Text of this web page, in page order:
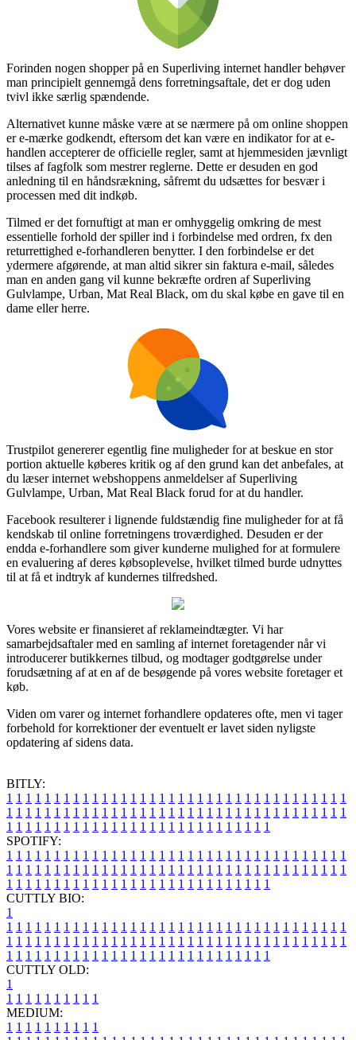
Forinden nogen shopper på en Superliving internet handler behøver
man principielt gennemgå dens forretningsaftale, det er dog uden
tvivl ikke særlig spændende.
Alternativet kunne måske være at se nærmere på om online shoppen
er e-mærke godkendt, eftersom det kan være en indikator for at e-
handlen accepterer de officielle regler, samt at hjemmesiden jævnligt
tilses af fagfolk som mestrer reglerne. Dette er desuden en god
anledning til en håndsrækning, såfremt du udsættes for besvær i
processen med dit indkøb.
Tilmed er det fornuftigt at man er omhyggelig omkring de mest
essentielle forhold der spiller ind i forbindelse med ordren, fx den
returrettighed e-forhandleren benytter. I den forbindelse er det
ydermere afgørende, at man altid sikrer sin faktura e-mail, således
man en anden gang vil kunne bekræfte ordren af Superliving
Gulvlampe, Urban, Mat Real Black, om du skal købe en gave til en
dame eller herre.
Trustpilot genererer egentlig fine muligheder for at beskue en stor
portion aktuelle køberes kritik og af den grund kan det anbefales, at
du læser internet webshoppens anmeldelser af Superliving
Gulvlampe, Urban, Mat Real Black forud for at du handler.
Facebook resulterer i lignende fuldstændig fine muligheder for at få
kendskab til online forretningens troværdighed. Desuden er der
endda e-forhandlere som giver kunderne mulighed for at formulere
en evaluering af deres købsoplevelse, hvilket tilmed burde udnyttes
til at få et indtryk af kundernes tilfredshed.
Vores website er finansieret af reklameindtægter. Vi har
samarbejdsaftaler med en samling af internet foretagender når vi
introducerer butikkernes tilbud, og modtager godtgørelse under
forudsætning af at en af de besøgende på vores website foretager et
køb.
Viden om varer og internet forhandlere opdateres ofte, men vi tager
forbehold for korrektioner der eventuelt er lavet siden nyligste
opdatering af sidens data.
BITLY:
1 1 1 1 1 1 1 1 1 1 1 1 1 1 1 1 1 1 1 1 1 1 1 1 1 1 1 1 1 1 1 1 1 1 1 1
1 1 1 1 1 1 1 1 1 1 1 1 1 1 1 1 1 1 1 1 1 1 1 1 1 1 1 1 1 1 1 1 1 1 1 1
1 1 1 1 1 1 1 1 1 1 1 1 1 1 1 1 1 1 1 1 1 1 1 1 1 1 1 1
SPOTIFY:
1 1 1 1 1 1 1 1 1 1 1 1 1 1 1 1 1 1 1 1 1 1 1 1 1 1 1 1 1 1 1 1 1 1 1 1
1 1 1 1 1 1 1 1 1 1 1 1 1 1 1 1 1 1 1 1 1 1 1 1 1 1 1 1 1 1 1 1 1 1 1 1
1 1 1 1 1 1 1 1 1 1 1 1 1 1 1 1 1 1 1 1 1 1 1 1 1 1 1 1
CUTTLY BIO:
1
1 1 1 1 1 1 1 1 1 1 1 1 1 1 1 1 1 1 1 1 1 1 1 1 1 1 1 1 1 1 1 1 1 1 1 1
1 1 1 1 1 1 1 1 1 1 1 1 1 1 1 1 1 1 1 1 1 1 1 1 1 1 1 1 1 1 1 1 1 1 1 1
1 1 1 1 1 1 1 1 1 1 1 1 1 1 1 1 1 1 1 1 1 1 1 1 1 1 1 1
CUTTLY OLD:
1
1 1 1 1 1 1 1 1 1 1
MEDIUM:
1 1 1 1 1 1 1 1 1 1